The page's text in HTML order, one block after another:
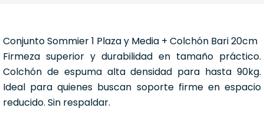
Conjunto Sommier 1 Plaza y Media + Colchón Bari 20cm
Firmeza superior y durabilidad en tamaño práctico.
Colchón de espuma alta densidad para hasta 90kg.
Ideal para quienes buscan soporte firme en espacio
reducido. Sin respaldar.